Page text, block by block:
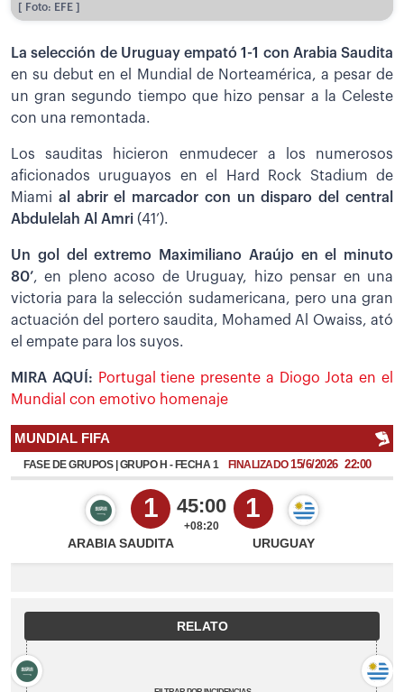
[ Foto: EFE ]
La selección de Uruguay empató 1-1 con Arabia Saudita
en su debut en el Mundial de Norteamérica, a pesar de
un gran segundo tiempo que hizo pensar a la Celeste
con una remontada.
Los sauditas hicieron enmudecer a los numerosos
aficionados uruguayos en el Hard Rock Stadium de
Miami al abrir el marcador con un disparo del central
Abdulelah Al Amri (41’).
Un gol del extremo Maximiliano Araújo en el minuto
80’, en pleno acoso de Uruguay, hizo pensar en una
victoria para la selección sudamericana, pero una gran
actuación del portero saudita, Mohamed Al Owaiss, ató
el empate para los suyos.
MIRA AQUÍ: Portugal tiene presente a Diogo Jota en el
Mundial con emotivo homenaje